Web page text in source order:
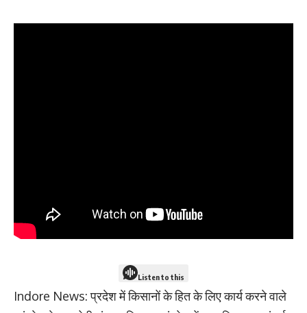
Listen to this
Indore News: प्रदेश में किसानों के हित के लिए कार्य करने वाले